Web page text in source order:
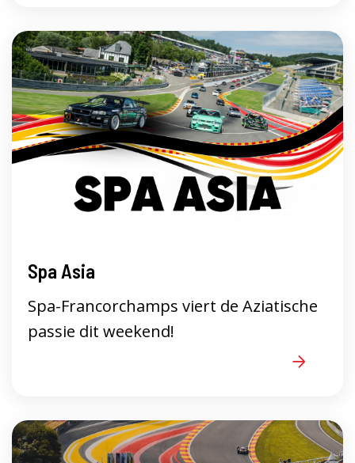
Spa Asia
Spa-Francorchamps viert de Aziatische
passie dit weekend!